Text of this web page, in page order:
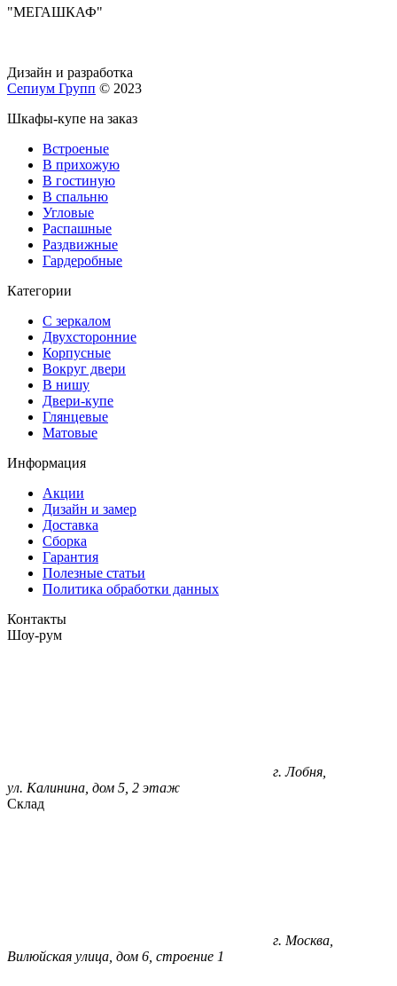
"МЕГАШКАФ"
Дизайн и разработка
Сепиум Групп © 2023
Шкафы-купе на заказ
Встроеные
В прихожую
В гостиную
В спальню
Угловые
Распашные
Раздвижные
Гардеробные
Категории
С зеркалом
Двухсторонние
Корпусные
Вокруг двери
В нишу
Двери-купе
Глянцевые
Матовые
Информация
Акции
Дизайн и замер
Доставка
Сборка
Гарантия
Полезные статьи
Политика обработки данных
Контакты
Шоу-рум
г. Лобня,
ул. Калинина, дом 5, 2 этаж
Склад
г. Москва,
Вилюйская улица, дом 6, строение 1